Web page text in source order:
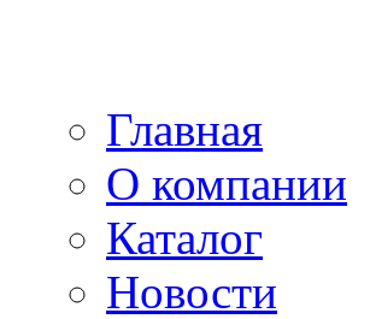
Главная
О компании
Каталог
Новости